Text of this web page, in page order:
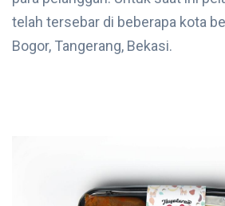
telah tersebar di beberapa kota
Bogor, Tangerang, Bekasi.